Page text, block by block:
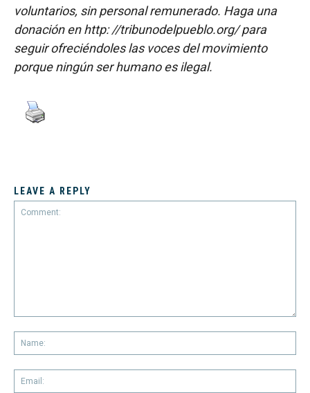
voluntarios, sin personal remunerado. Haga una
donación en http: //tribunodelpueblo.org/ para
seguir ofreciéndoles las voces del movimiento
porque ningún ser humano es ilegal.
LEAVE A REPLY